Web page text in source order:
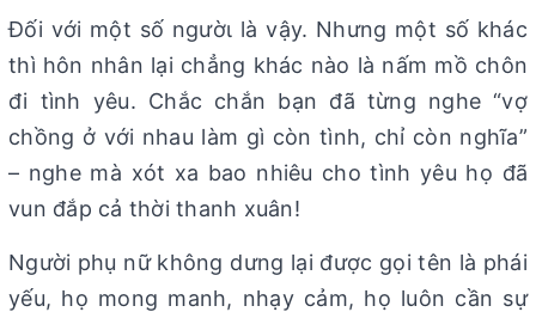
Đối với một số ngườι là vậy. Nhưng một số khác
thì hôn nhân lại chẳng khác nào là nấm mồ chôn
đi tình yêu. Chắc chắn bạn đã từng nghe “vợ
chồng ở với nhau làm gì còn tình, chỉ còn nghĩa”
– nghe mà xót xa bao nhiêu cho tình yêu họ đã
vun đắp cả thời thanh xuân!
Người phụ nữ không dưng lại được gọi tên là phái
yếu, họ mong manh, nhạy cảm, họ luôn cần sự